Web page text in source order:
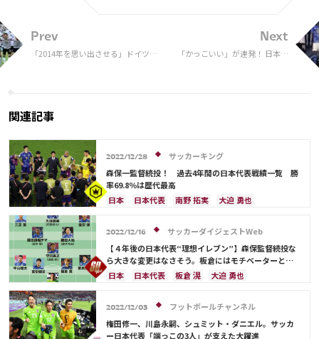
Prev
「2014年を思い出させる」ドイツ代
Next
「かっこいい」が連発！ 日本代
関連記事
2022/12/28
サッカーキング
森保一監督続投！ 過去4年間の日本代表戦績一覧 勝
率69.8％は歴代最高
日本
日本代表 南野 拓実
大迫 勇也
三笘 薫
堂安 律 ブラジル
原口 元気
相馬 勇紀
サウジアラビア 韓国
田中 碧
古橋 亨梧
町野 修斗 ドイツ
スペイン
クロアチア
エクアドル ウルグアイ
吉田 麻也
佐々木 翔 山根 視来
守田 英正
前田 大然
遠藤 航 カタール
イラン
セルビア
ガーナ カメルーン
谷 晃生
2022/12/16
サッカーダイジェストWeb
【４年後の日本代表“理想イレブン”】森保監督続投な
ら大きな変更はなさそう。板倉にはモチベーターとし
ての役割を期待したい
日本 日本代表 板倉 滉
大迫 勇也
スペイン
川島 永嗣 吉田 麻也
浅野 拓磨
久保 建英
カタール ポルトガル
コスタリカ
中山 雄太
C・ロナウド
鎌田 大地
2022/12/03
フットボールチャンネル
権田修一、川島永嗣、シュミット・ダニエル。サッカ
ー日本代表「端っこの3人」が支えた大躍進